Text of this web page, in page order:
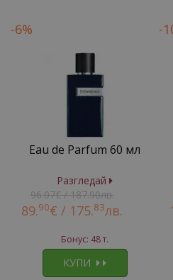
-6%
Eau de Parfum 60 мл
Разгледай
96.07€ / 187.90лв.
89.90€ / 175.83лв.
Бонус: 48 т.
КУПИ
-